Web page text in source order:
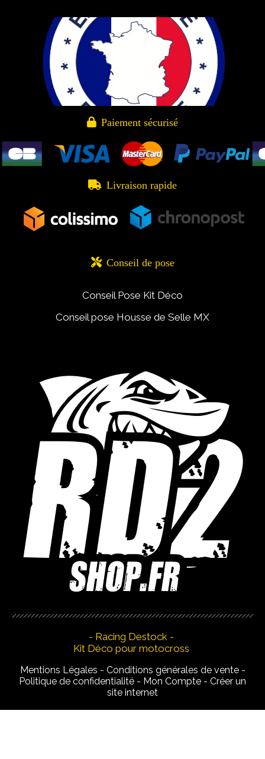
 Paiement sécurisé
 Livraison rapide
 Conseil de pose
Conseil Pose Kit Déco
Conseil pose Housse de Selle MX
- Racing Destock -
Kit Déco pour motocross
Mentions Légales
Conditions générales de vente
Politique de confidentialité
Mon Compte
Créer un
site internet